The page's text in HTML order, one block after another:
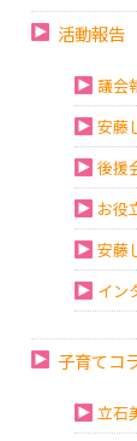
活動報告
議会
安藤
後援
お役
安藤
イン
子育てコ
立石